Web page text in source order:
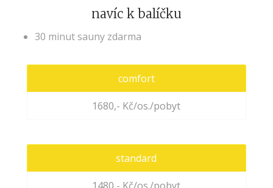
navíc k balíčku
30 minut sauny zdarma
comfort
1680,- Kč/os./pobyt
standard